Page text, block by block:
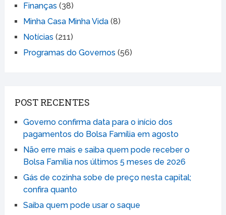
Finanças (38)
Minha Casa Minha Vida(8)
Notícias (211)
Programas do Governos (56)
POST RECENTES
Governo confirma data para o início dos
pagamentos do Bolsa Família em agosto
Não erre mais e saiba quem pode receber o
Bolsa Família nos últimos 5 meses de 2026
Gás de cozinha sobe de preço nesta capital;
confira quanto
Saiba quem pode usar o saque